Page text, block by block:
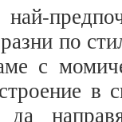
по
с
в
да